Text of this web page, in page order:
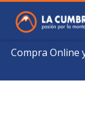
Compra Online
Contenido